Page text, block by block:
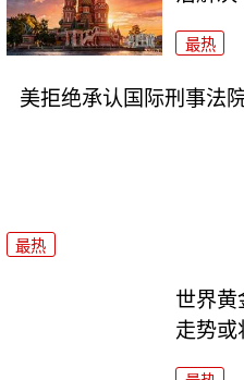
最热
美拒绝承认国际刑事法
最热
世界黄
走势或